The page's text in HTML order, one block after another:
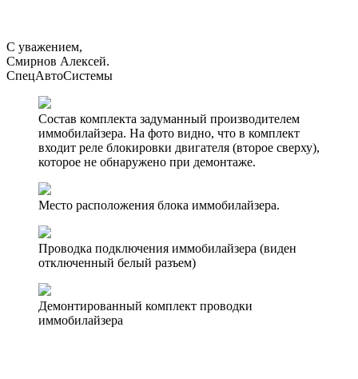
С уважением,
Смирнов Алексей.
СпецАвтоСистемы
Состав комплекта задуманный производителем
иммобилайзера. На фото видно, что в комплект
входит реле блокировки двигателя (второе сверху),
которое не обнаружено при демонтаже.
Место расположения блока иммобилайзера.
Проводка подключения иммобилайзера (виден
отключенный белый разъем)
Демонтированный комплект проводки
иммобилайзера